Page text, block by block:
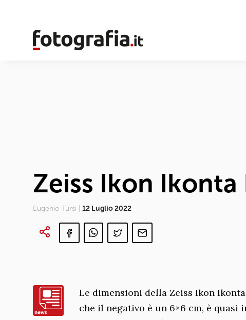
Zeiss Ikon
Eugenio Tursi | 12 Luglio 2022
Le dimensioni della Zeiss Ikon
che il negativo è un 6×6 cm, è